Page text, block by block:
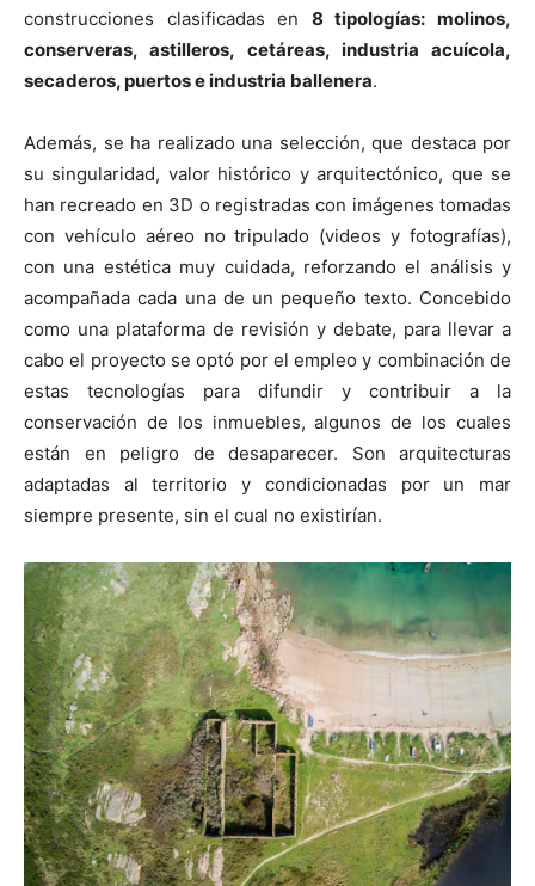
construcciones clasificadas en 8 tipologías: molinos,
conserveras, astilleros, cetáreas, industria acuícola,
secaderos, puertos e industria ballenera.
Además, se ha realizado una selección, que destaca por
su singularidad, valor histórico y arquitectónico, que se
han recreado en 3D o registradas con imágenes tomadas
con vehículo aéreo no tripulado (videos y fotografías),
con una estética muy cuidada, reforzando el análisis y
acompañada cada una de un pequeño texto. Concebido
como una plataforma de revisión y debate, para llevar a
cabo el proyecto se optó por el empleo y combinación de
estas tecnologías para difundir y contribuir a la
conservación de los inmuebles, algunos de los cuales
están en peligro de desaparecer. Son arquitecturas
adaptadas al territorio y condicionadas por un mar
siempre presente, sin el cual no existirían.